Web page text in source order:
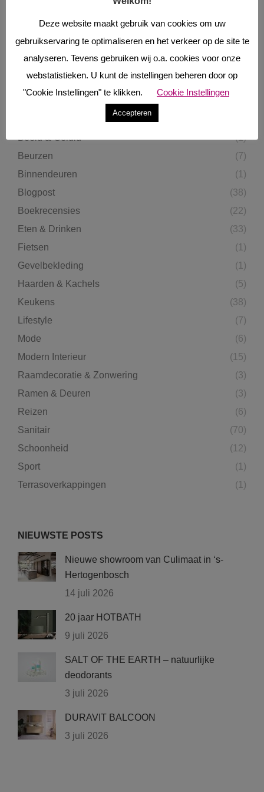
ONDERWERPEN
Beeld & Geluid
(1)
Beurzen
(7)
Binnendeuren
(1)
Blogpost
(38)
Boekrecensies
(22)
Eten & Drinken
(33)
Fietsen
(1)
Gevelbekleding
(1)
Haarden & Kachels
(5)
Keukens
(38)
Lifestyle
(7)
Mode
(6)
Modern Interieur
(15)
Raamdecoratie & Zonwering
(3)
Ramen & Deuren
(3)
Reizen
(6)
Sanitair
(70)
Schoonheid
(12)
Sport
(1)
Terrasoverkappingen
(1)
NIEUWSTE POSTS
Nieuwe showroom van Culimaat in ‘s-
Hertogenbosch
14 juli 2026
20 jaar HOTBATH
9 juli 2026
SALT OF THE EARTH – natuurlijke
deodorants
3 juli 2026
DURAVIT BALCOON
3 juli 2026
Deze website maakt gebruik van cookies om uw
gebruikservaring te optimaliseren en het verkeer op de site te
analyseren. Tevens gebruiken wij o.a. cookies voor onze
webstatistieken. U kunt de instellingen beheren door op
"Cookie Instellingen" te klikken.
Cookie Instellingen
Accepteren